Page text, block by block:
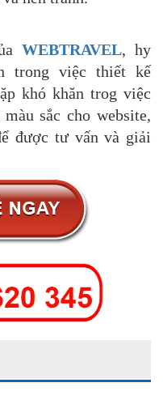
WEBTRAVEL, hy
trong việc thiết kế
khó khăn trog việc
sắc cho website,
được tư vấn và giải